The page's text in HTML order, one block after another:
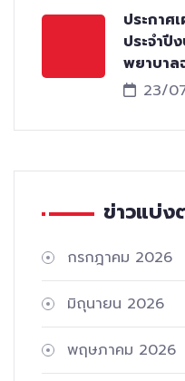
ประกาศ
ประจำปี
พยาบาล
23/
ข่าวแบ่ง
กรกฎาคม 2026
มิถุนายน 2026
พฤษภาคม 2026